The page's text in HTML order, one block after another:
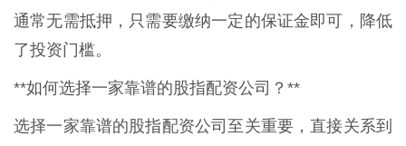
通常无需抵押，只需要缴纳一定的保证金即可，降低
了投资门槛。
**如何选择一家靠谱的股指配资公司？**
选择一家靠谱的股指配资公司至关重要，直接关系到